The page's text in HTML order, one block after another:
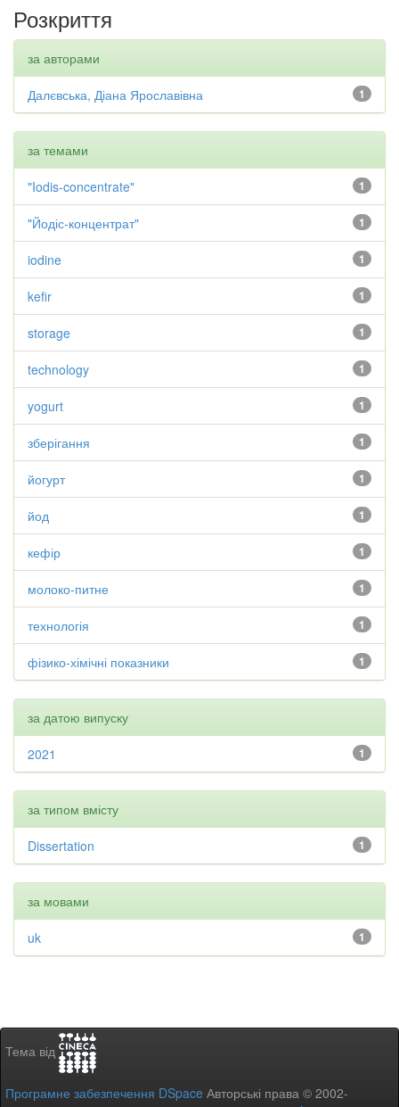
Розкриття
за авторами
1
Далєвська, Діана Ярославівна
за темами
1
"Iodis-concentrate"
1
"Йодіс-концентрат"
1
iodine
1
kefir
1
storage
1
technology
1
yogurt
1
зберігання
1
йогурт
1
йод
1
кефір
1
молоко-питне
1
технологія
1
фізико-хімічні показники
за датою випуску
1
2021
за типом вмісту
1
Dissertation
за мовами
1
uk
Тема від
Програмне забезпечення DSpace Авторські права © 2002-